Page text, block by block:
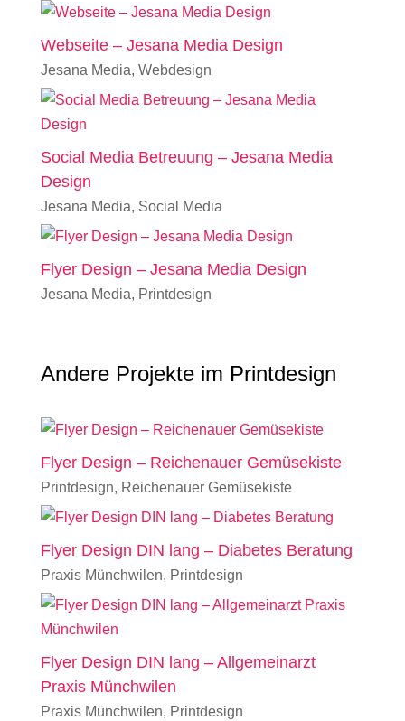
Webseite – Jesana Media Design
Jesana Media, Webdesign
Social Media Betreuung – Jesana Media
Design
Jesana Media, Social Media
Flyer Design – Jesana Media Design
Jesana Media, Printdesign
Andere Projekte im Printdesign
Flyer Design – Reichenauer Gemüsekiste
Printdesign, Reichenauer Gemüsekiste
Flyer Design DIN lang – Diabetes Beratung
Praxis Münchwilen, Printdesign
Flyer Design DIN lang – Allgemeinarzt
Praxis Münchwilen
Praxis Münchwilen, Printdesign